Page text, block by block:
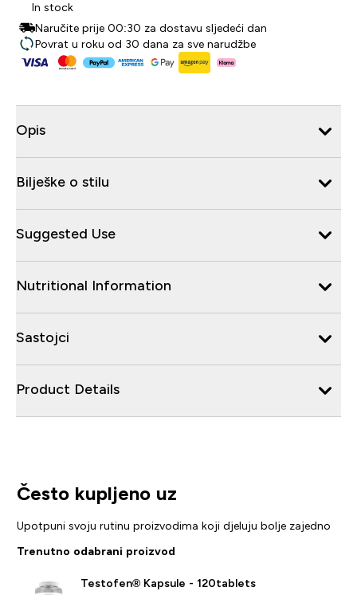
In stock
Naručite prije 00:30 za dostavu sljedeći dan
Povrat u roku od 30 dana za sve narudžbe
Opis
Bilješke o stilu
Suggested Use
Nutritional Information
Sastojci
Product Details
Često kupljeno uz
Upotpuni svoju rutinu proizvodima koji djeluju bolje zajedno
Trenutno odabrani proizvod
Testofen® Kapsule - 120tablets